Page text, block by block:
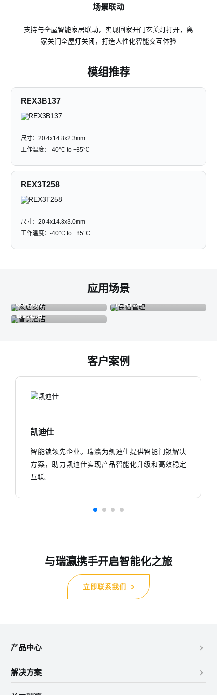
场景联动
支持与全屋智能家居联动，实现回家开门玄关灯打开，离
家关门全屋灯关闭，打造人性化智能交互体验
模组推荐
REX3B137
尺寸：20.4x14.8x2.3mm
工作温度：-40°C to +85℃
REX3T258
尺寸：20.4x14.8x3.0mm
工作温度：-40°C to +85°C
应用场景
家居安防
民宿管理
智慧酒店
客户案例
凯迪仕
智能锁领先企业。瑞瀛为凯迪仕提供智能门锁解决
方案，助力凯迪仕实现产品智能化升级和高效稳定
互联。
与瑞瀛携手开启智能化之旅
立即联系我们
产品中心
解决方案